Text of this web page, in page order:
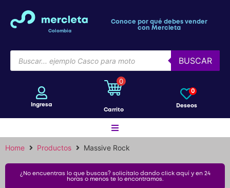
Maletero Fireparts
Maverick 40 litros Plata
Colombia
Conoce por qué debes vender
con Mercleta
BUSCAR
Ingresa
0
Carrito
Deseos
0
Home Productos Massive Rock
¿No encuentras lo que buscas? solicítalo dando click aquí y en 24
horas o menos te lo encontramos.